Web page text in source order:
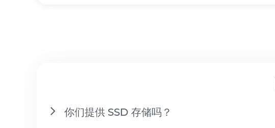
你们提供 SSD 存储吗？